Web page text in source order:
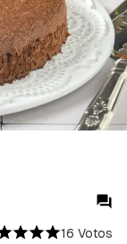
16 Votos